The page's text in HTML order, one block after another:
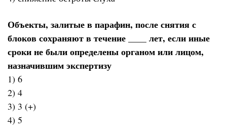
Объекты, залитые в парафин, после снятия с
блоков сохраняют в течение ____ лет, если иные
сроки не были определены органом или лицом,
назначившим экспертизу
1) 6
2) 4
3) 3 (+)
4) 5